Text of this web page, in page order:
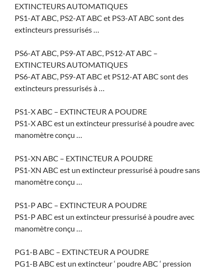
EXTINCTEURS AUTOMATIQUES
PS1-AT ABC, PS2-AT ABC et PS3-AT ABC sont des
extincteurs pressurisés …
PS6-AT ABC, PS9-AT ABC, PS12-AT ABC –
EXTINCTEURS AUTOMATIQUES
PS6-AT ABC, PS9-AT ABC et PS12-AT ABC sont des
extincteurs pressurisés à …
PS1-X ABC – EXTINCTEUR A POUDRE
PS1-X ABC est un extincteur pressurisé à poudre avec
manomètre conçu …
PS1-XN ABC – EXTINCTEUR A POUDRE
PS1-XN ABC est un extincteur pressurisé à poudre sans
manomètre conçu …
PS1-P ABC – EXTINCTEUR A POUDRE
PS1-P ABC est un extincteur pressurisé à poudre avec
manomètre conçu …
PG1-B ABC – EXTINCTEUR A POUDRE
PG1-B ABC est un extincteur ‘ poudre ABC ‘ pression